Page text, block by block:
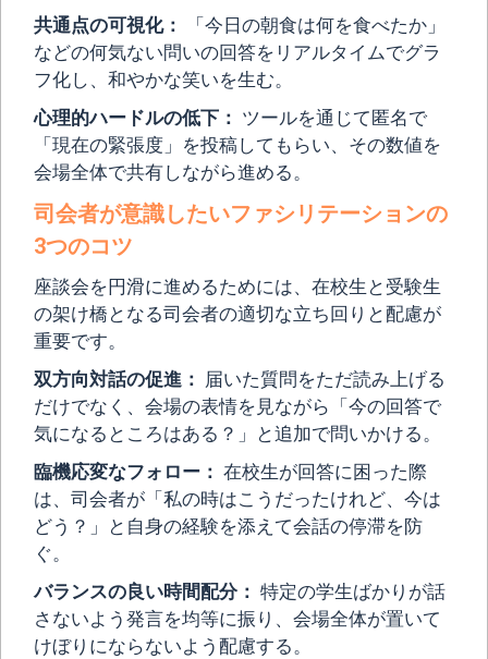
共通点の可視化：
「今日の朝食は何を食べたか」
などの何気ない問いの回答をリアルタイムでグラ
フ化し、和やかな笑いを生む。
心理的ハードルの低下： ツールを通じて匿名で
「現在の緊張度」を投稿してもらい、その数値を
会場全体で共有しながら進める。
司会者が意識したいファシリテーションの
3つのコツ
座談会を円滑に進めるためには、在校生と受験生
の架け橋となる司会者の適切な立ち回りと配慮が
重要です。
双方向対話の促進： 届いた質問をただ読み上げる
だけでなく、会場の表情を見ながら「今の回答で
気になるところはある？」と追加で問いかける。
臨機応変なフォロー： 在校生が回答に困った際
は、司会者が「私の時はこうだったけれど、今は
どう？」と自身の経験を添えて会話の停滞を防
ぐ。
バランスの良い時間配分： 特定の学生ばかりが話
さないよう発言を均等に振り、会場全体が置いて
けぼりにならないよう配慮する。